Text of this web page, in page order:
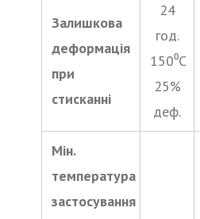
Залишкова
деформація
при
стисканні
24
год.
150⁰С
25%
деф.
Мін.
температура
застосування